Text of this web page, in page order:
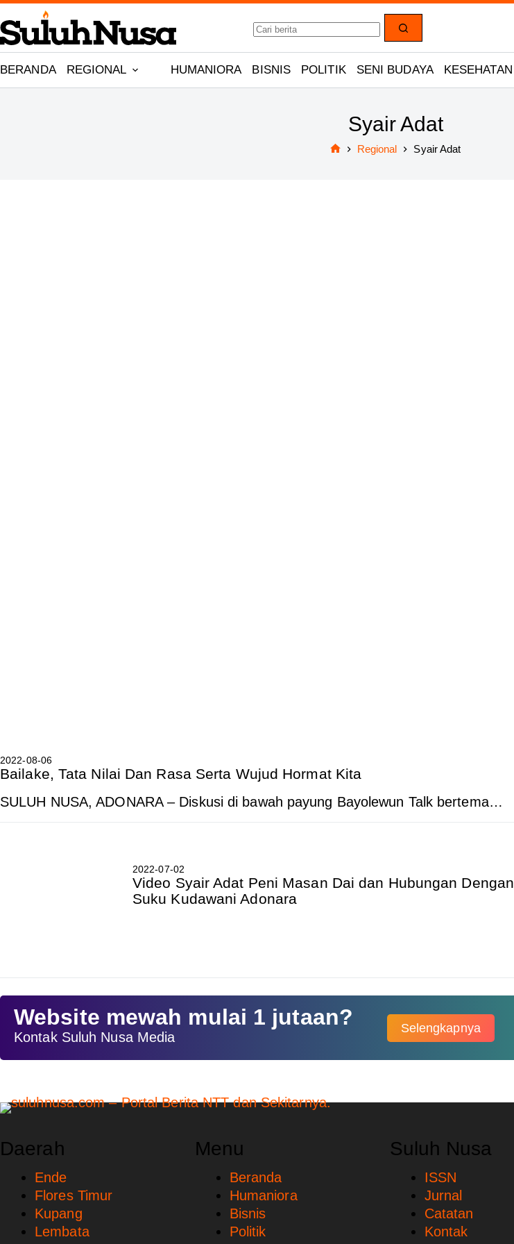
Skip
to
content
No
results
BERANDA REGIONAL HUMANIORA BISNIS POLITIK SENI BUDAYA KESEHATAN
Syair Adat
Regional Syair Adat
2022-08-06
Bailake, Tata Nilai Dan Rasa Serta Wujud Hormat Kita
SULUH NUSA, ADONARA – Diskusi di bawah payung Bayolewun Talk bertema…
2022-07-02
Video Syair Adat Peni Masan Dai dan Hubungan Dengan
Suku Kudawani Adonara
Website mewah mulai 1 jutaan?
Kontak Suluh Nusa Media
Selengkapnya
Daerah
Ende
Flores Timur
Kupang
Lembata
Menu
Beranda
Humaniora
Bisnis
Politik
Suluh Nusa
ISSN
Jurnal
Catatan
Kontak